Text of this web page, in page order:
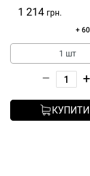
1 214 грн.
+
1 шт
– +
КУПИТИ